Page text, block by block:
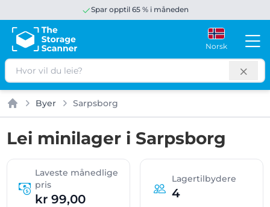
Spar opptil 65 % i måneden
Norsk
Søk
Hjem
Byer Sarpsborg
Lei minilager i Sarpsborg
Laveste månedlige
pris
kr 99,00
Lagertilbydere
4